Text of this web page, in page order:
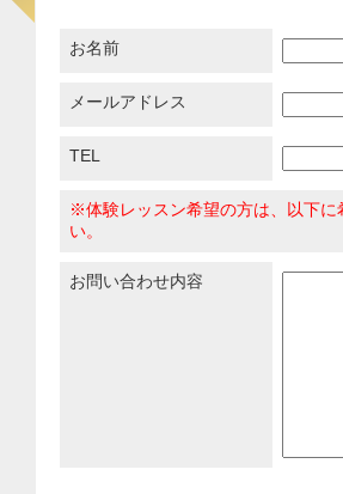
お名前
メールアドレス
TEL
※体験レッスン希望の方は、以下
い。
お問い合わせ内容